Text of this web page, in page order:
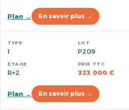
Plan → En savoir plus →
1 P209
R+2 323 000 €
Plan → En savoir plus →